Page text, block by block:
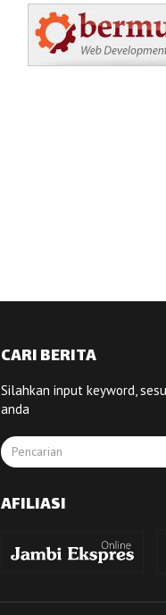
CARI BERITA
Silahkan input keyword,
anda
AFILIASI